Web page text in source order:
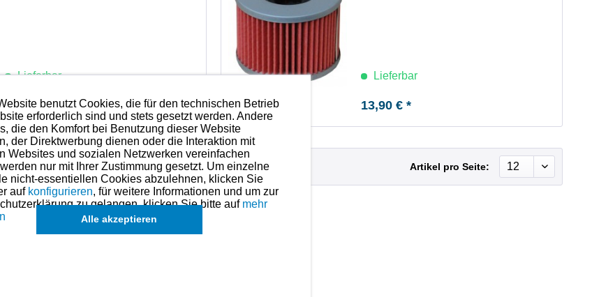
Lieferbar
199,00 € *
Lieferbar
13,90 € *
Artikel pro Seite:
benutzt Cookies, die für den technischen Betrieb
erforderlich sind und stets gesetzt werden. Andere
die den Komfort bei Benutzung dieser Website
der Direktwerbung dienen oder die Interaktion mit
Websites und sozialen Netzwerken vereinfachen
nur mit Ihrer Zustimmung gesetzt. Um einzelne
nicht-essentiellen Cookies abzulehnen, klicken Sie
auf konfigurieren, für weitere Informationen und um zur
zu gelangen, klicken Sie bitte auf mehr
Alle akzeptieren